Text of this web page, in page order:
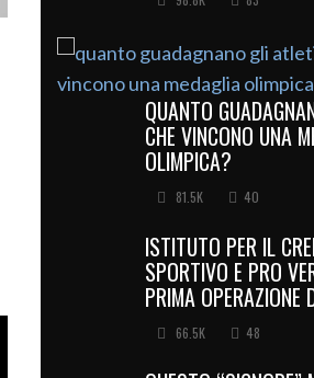
QUANTO
CHE VINCONO UNA
OLIMPICA?
ISTITUTO PER IL
SPORTIVO E PRO
PRIMA OPERAZIONE